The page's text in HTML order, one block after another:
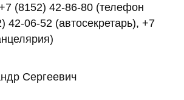
(8152) 42-86-80 (телефон
42-06-52 (автосекретарь), +7
Сергеевич